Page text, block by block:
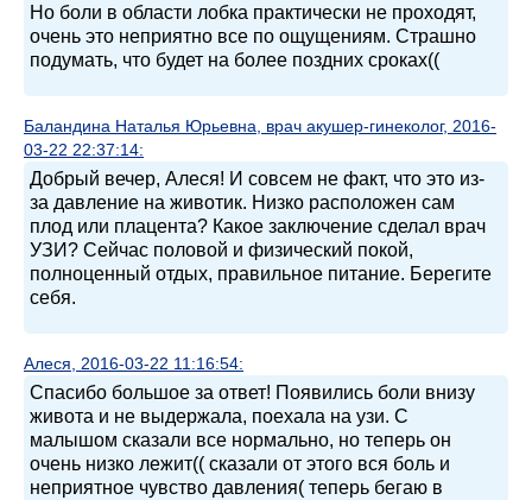
Но боли в области лобка практически не проходят,
очень это неприятно все по ощущениям. Страшно
подумать, что будет на более поздних сроках((
Баландина Наталья Юрьевна, врач акушер-гинеколог, 2016-
03-22 22:37:14:
Добрый вечер, Алеся! И совсем не факт, что это из-
за давление на животик. Низко расположен сам
плод или плацента? Какое заключение сделал врач
УЗИ? Сейчас половой и физический покой,
полноценный отдых, правильное питание. Берегите
себя.
Алеся, 2016-03-22 11:16:54:
Спасибо большое за ответ! Появились боли внизу
живота и не выдержала, поехала на узи. С
малышом сказали все нормально, но теперь он
очень низко лежит(( сказали от этого вся боль и
неприятное чувство давления( теперь бегаю в